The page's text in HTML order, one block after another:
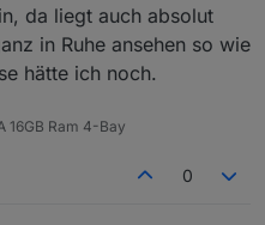
da liegt auch absolut
in Ruhe ansehen so wie
hätte ich noch.
16GB Ram 4-Bay
0